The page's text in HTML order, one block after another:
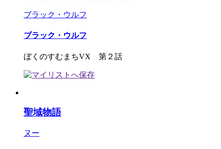
ブラック・ウルフ
ブラック・ウルフ
ぼくのすむまちVX 第２話
聖域物語
ヌー